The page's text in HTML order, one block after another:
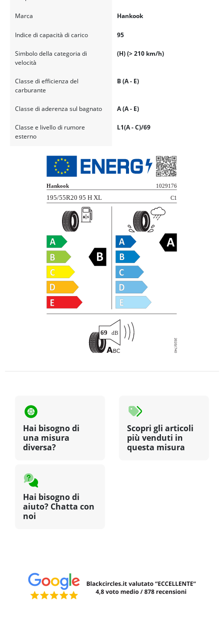
Marca Hankook
Indice di capacità di carico 95
Simbolo della categoria di
velocità
(H) (> 210 km/h)
Classe di efficienza del
carburante
B (A - E)
Classe di aderenza sul bagnato A (A - E)
Classe e livello di rumore
esterno
L1(A - C)/69
Hai bisogno di
una misura
diversa?
Scopri gli articoli
più venduti in
questa misura
Hai bisogno di
aiuto? Chatta con
noi